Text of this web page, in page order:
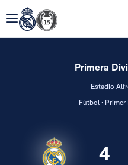
Primera
Estadio
Fútbol ·
4